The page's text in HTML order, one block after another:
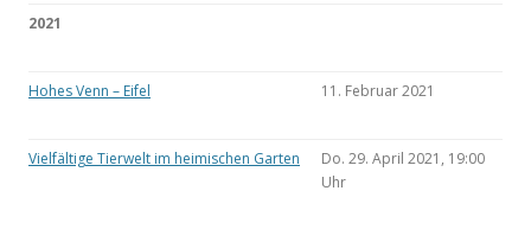
2021
Hohes Venn – Eifel 11. Februar 2021
Vielfältige Tierwelt im heimischen Garten
Do. 29. April 2021, 19:00
Uhr